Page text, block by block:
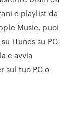
e playlist da
Music, puoi
iTunes su PC
e avvia
sul tuo PC o